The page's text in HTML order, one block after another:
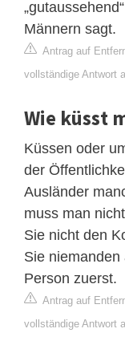
Männern sagt.
Antrag auf
vollständige Antwort
Wie küsst
Küssen oder
der
Ausländer
muss man
Sie nicht den
Sie
Person zuerst.
Antrag auf
vollständige Antwort